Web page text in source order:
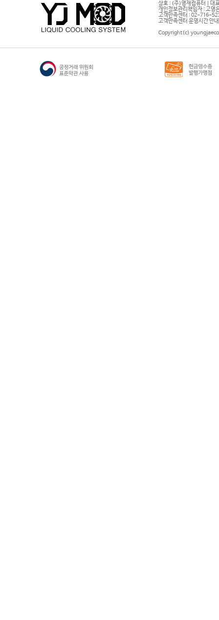
상호 : (주)영재컴퓨터 | 대
개인정보관리책임자 : 고영
고객만족센터 : 02-716-
고객만족센터 운영시간 안
Copyright(c)